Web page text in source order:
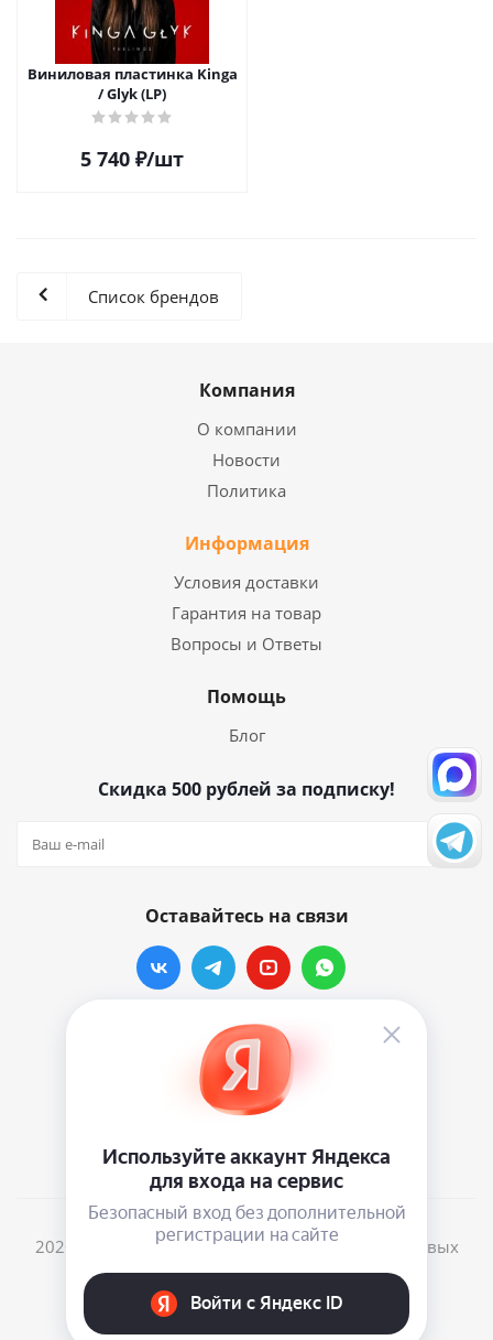
Виниловая пластинка Kinga
/ Glyk (LP)
5 740 ₽/шт
Список брендов
Компания
О компании
Новости
Политика
Информация
Условия доставки
Гарантия на товар
Вопросы и Ответы
Помощь
Блог
Скидка 500 рублей за подписку!
Оставайтесь на связи
Наши контакты
info@vinylmarkt.ru
2026 © Винилмаркт - интернет-магазин виниловых
пластинок